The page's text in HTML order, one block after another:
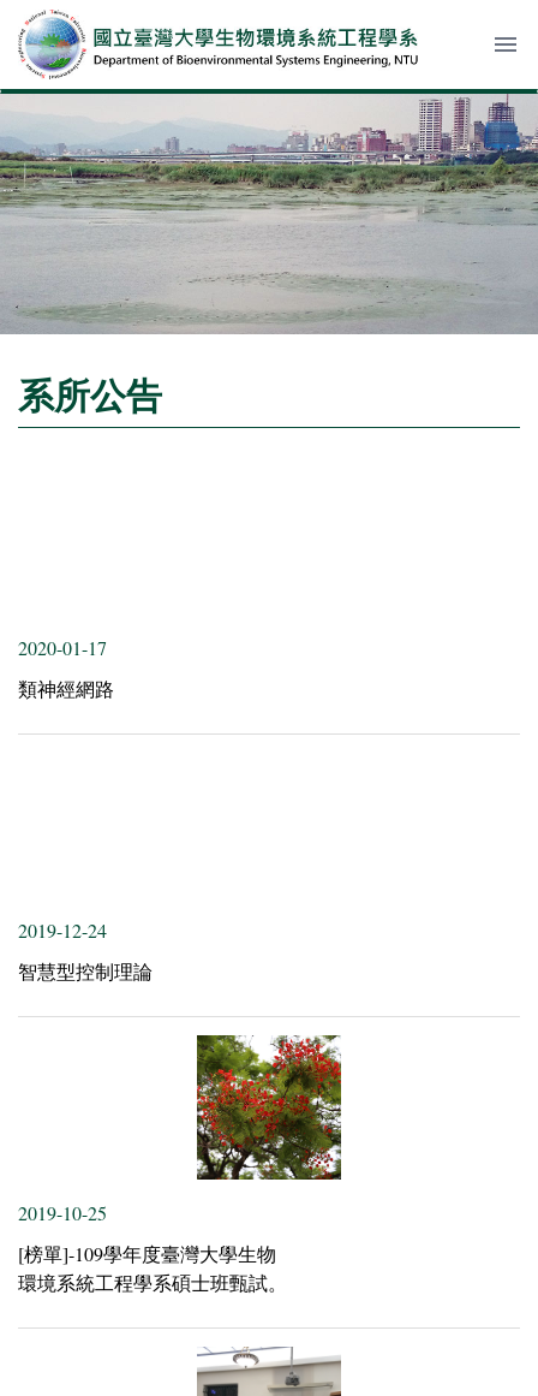
menu
系所公告
2020-01-17
類神經網路
2019-12-24
智慧型控制理論
2019-10-25
[榜單]-109學年度臺灣大學生物
環境系統工程學系碩士班甄試。